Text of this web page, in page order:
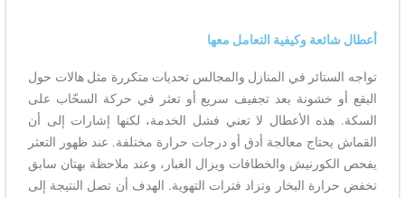
أعطال شائعة وكيفية التعامل معها
تواجه الستائر في المنازل والمجالس تحديات متكررة مثل هالات حول
البقع أو خشونة بعد تجفيف سريع أو تعثر في حركة السحّاب على
السكة. هذه الأعطال لا تعني فشل الخدمة، لكنها إشارات إلى أن
القماش يحتاج معالجة أدق أو درجات حرارة مختلفة. عند ظهور التعثر
يفحص الكورنيش والخطافات ويزال الغبار، وعند ملاحظة بهتان سابق
تخفض حرارة البخار وتزاد فترات التهوية. الهدف أن تصل النتيجة إلى